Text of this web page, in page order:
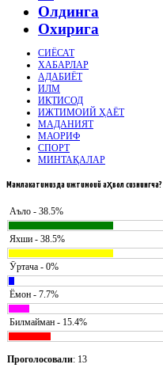
Олдинга
Охирига
СИЁСАТ
ХАБАРЛАР
АДАБИЁТ
ИЛМ
ИҚТИСОД
ИЖТИМОИЙ ҲАЁТ
МАДАНИЯТ
МАОРИФ
СПОРТ
МИНТАҚАЛАР
Мамлакатимиздаижтимоий аҳвол сизнингча?
Аъло - 38.5%
Яхши - 38.5%
Ӯртача - 0%
Ёмон - 7.7%
Билмайман - 15.4%
Проголосовали: 13